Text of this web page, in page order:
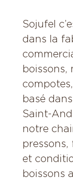
Sojufel
dans la
boissons,
basé
Saint-
notre
et
boissons